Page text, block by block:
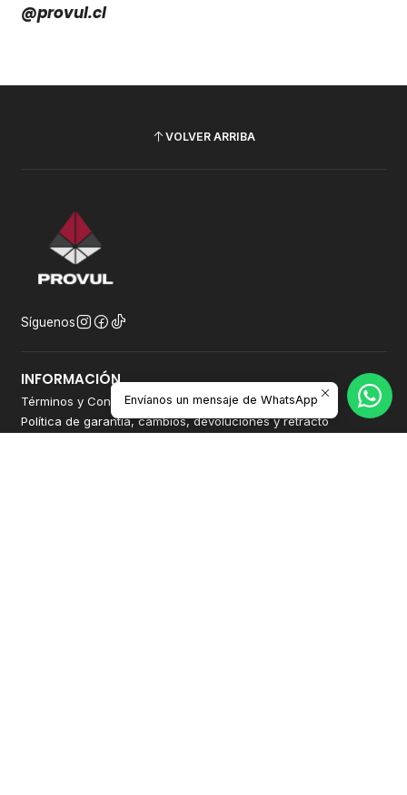
@provul.cl
VOLVER ARRIBA
Síguenos
INFORMACIÓN
Términos y Condiciones
Política de garantía, cambios, devoluciones y retracto
Envíanos un mensaje de WhatsApp